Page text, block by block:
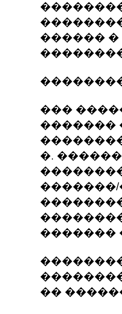
������
���
�������
�. ������
�������
��